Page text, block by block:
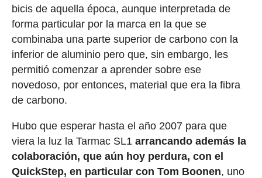
bicis de aquella época, aunque interpretada de
forma particular por la marca en la que se
combinaba una parte superior de carbono con la
inferior de aluminio pero que, sin embargo, les
permitió comenzar a aprender sobre ese
novedoso, por entonces, material que era la fibra
de carbono.
Hubo que esperar hasta el año 2007 para que
viera la luz la Tarmac SL1 arrancando además la
colaboración, que aún hoy perdura, con el
QuickStep, en particular con Tom Boonen, uno